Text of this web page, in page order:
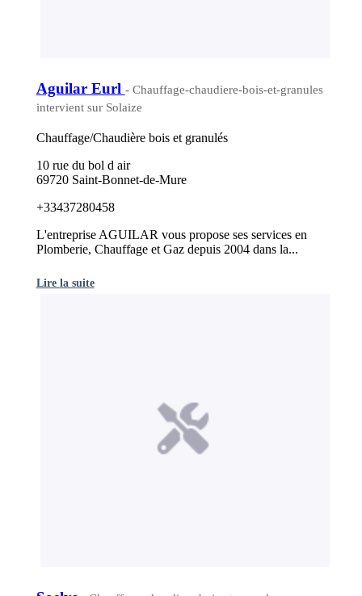
Aguilar Eurl - Chauffage-chaudiere-bois-et-granules
intervient sur Solaize
Chauffage/Chaudière bois et granulés
10 rue du bol d air
69720 Saint-Bonnet-de-Mure
+33437280458
L'entreprise AGUILAR vous propose ses services en
Plomberie, Chauffage et Gaz depuis 2004 dans la...
Lire la suite